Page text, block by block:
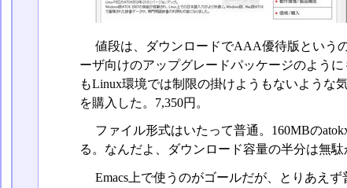
値段は、ダウンロードでAAA優待版という
ーザ向けのアップグレードパッケージのよう
もLinux環境では制限の掛けようもないような
を購入した。7,350円。
ファイル形式はいたって普通。160MBの
る。なんだよ、ダウンロード容量の半分は無駄
Emacs上で使うのがゴールだが、とりあえ